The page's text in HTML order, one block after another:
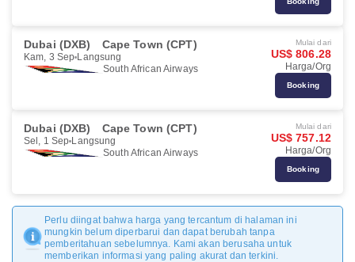
Dubai (DXB) Cape Town (CPT)
Kam, 3 Sep Langsung
South African Airways
Mulai dari
US$ 806.28
Harga/Org
Booking
Dubai (DXB) Cape Town (CPT)
Sel, 1 Sep Langsung
South African Airways
Mulai dari
US$ 757.12
Harga/Org
Booking
Perlu diingat bahwa harga yang tercantum di halaman ini
mungkin belum diperbarui dan dapat berubah tanpa
pemberitahuan sebelumnya. Kami akan berusaha untuk
memberikan informasi yang paling akurat dan terkini.